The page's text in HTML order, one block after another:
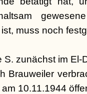
muss noch
zunächst im
Brauweiler
10.11.1944